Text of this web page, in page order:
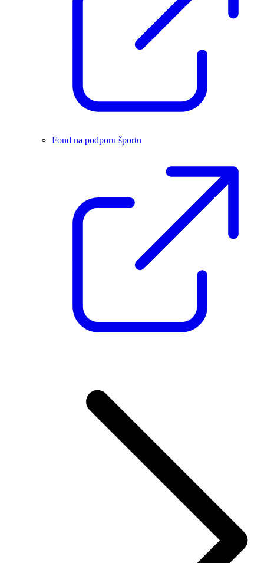
Fond na podporu športu